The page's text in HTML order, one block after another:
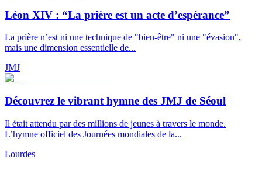
Léon XIV : “La prière est un acte d’espérance”
La prière n’est ni une technique de "bien-être" ni une "évasion",
mais une dimension essentielle de...
JMJ
Découvrez le vibrant hymne des JMJ de Séoul
Il était attendu par des millions de jeunes à travers le monde.
L’hymne officiel des Journées mondiales de la...
Lourdes